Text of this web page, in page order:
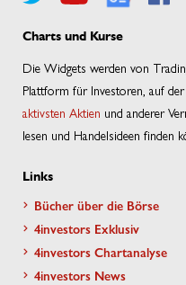
Charts und Kurse
Die Widgets werden von
Plattform für Investoren, auf
aktivsten Aktien und anderer
lesen und Handelsideen finden
Links
Bücher über die Börse
4investors Exklusiv
4investors Chartanalyse
4investors News